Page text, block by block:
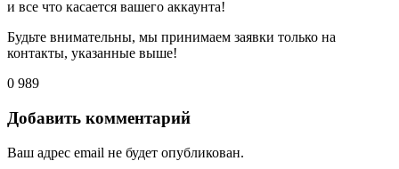
и все что касается вашего аккаунта!
Будьте внимательны, мы принимаем заявки только на
контакты, указанные выше!
0 989
Добавить комментарий
Ваш адрес email не будет опубликован.